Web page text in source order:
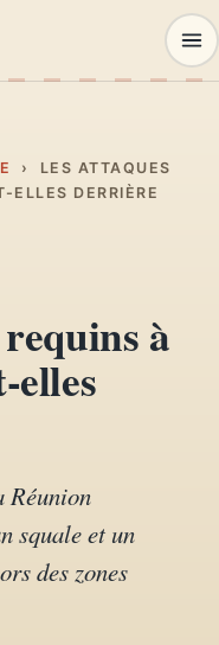
France
› LES ATTAQUES
ELLES DERRIÈRE
à
elles
Réunion
squale et un
des zones